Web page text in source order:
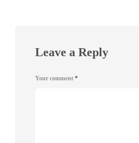
Leave a Reply
Your comment *